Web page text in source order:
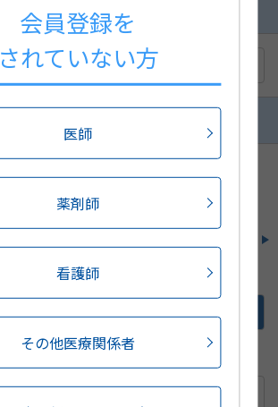
郵便番号から住所を検索
会員登録を
されていない方
医師
薬剤師
看護師
その他医療関係者